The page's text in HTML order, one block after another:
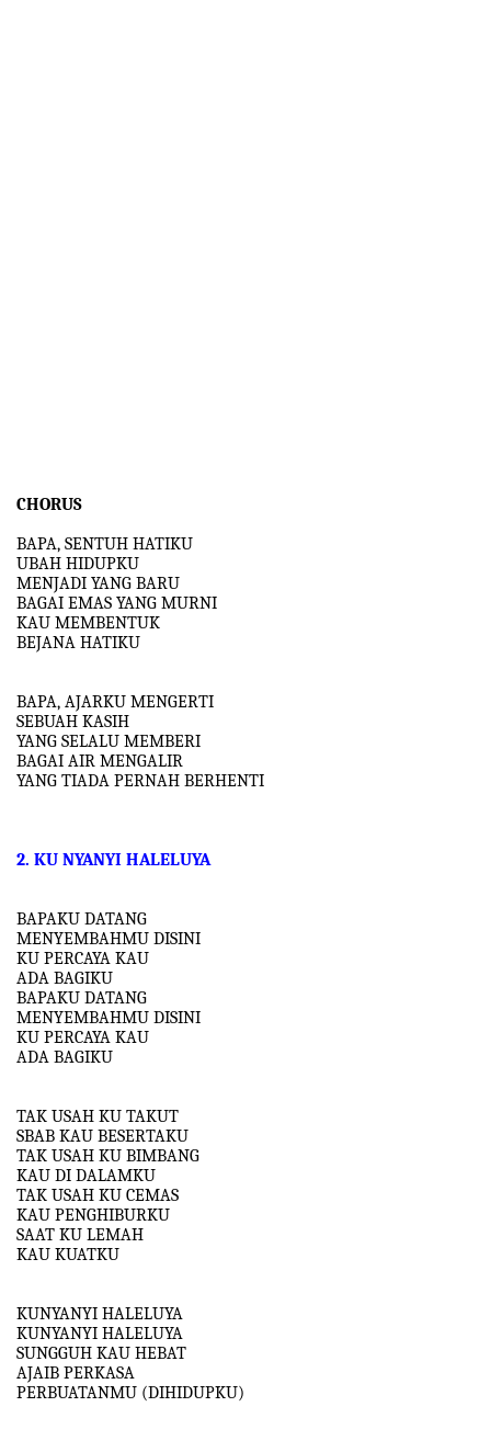
CHORUS
BAPA, SENTUH HATIKU
UBAH HIDUPKU
MENJADI YANG BARU
BAGAI EMAS YANG MURNI
KAU MEMBENTUK
BEJANA HATIKU
BAPA, AJARKU MENGERTI
SEBUAH KASIH
YANG SELALU MEMBERI
BAGAI AIR MENGALIR
YANG TIADA PERNAH BERHENTI
2. KU NYANYI HALELUYA
BAPAKU DATANG
MENYEMBAHMU DISINI
KU PERCAYA KAU
ADA BAGIKU
BAPAKU DATANG
MENYEMBAHMU DISINI
KU PERCAYA KAU
ADA BAGIKU
TAK USAH KU TAKUT
SBAB KAU BESERTAKU
TAK USAH KU BIMBANG
KAU DI DALAMKU
TAK USAH KU CEMAS
KAU PENGHIBURKU
SAAT KU LEMAH
KAU KUATKU
KUNYANYI HALELUYA
KUNYANYI HALELUYA
SUNGGUH KAU HEBAT
AJAIB PERKASA
PERBUATANMU (DIHIDUPKU)